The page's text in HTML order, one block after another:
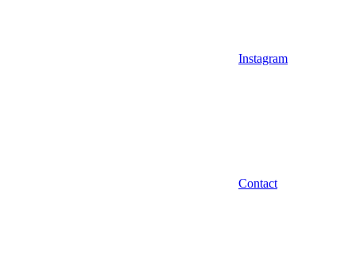
Instagram
Contact